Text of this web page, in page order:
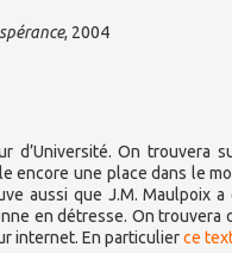
, 2004
d’Université. On trouvera
une place dans le
aussi que J.M. Maulpoix
en détresse. On
internet. En particulierce